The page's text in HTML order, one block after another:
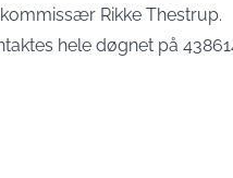
Rikke Thestrup.
hele døgnet på